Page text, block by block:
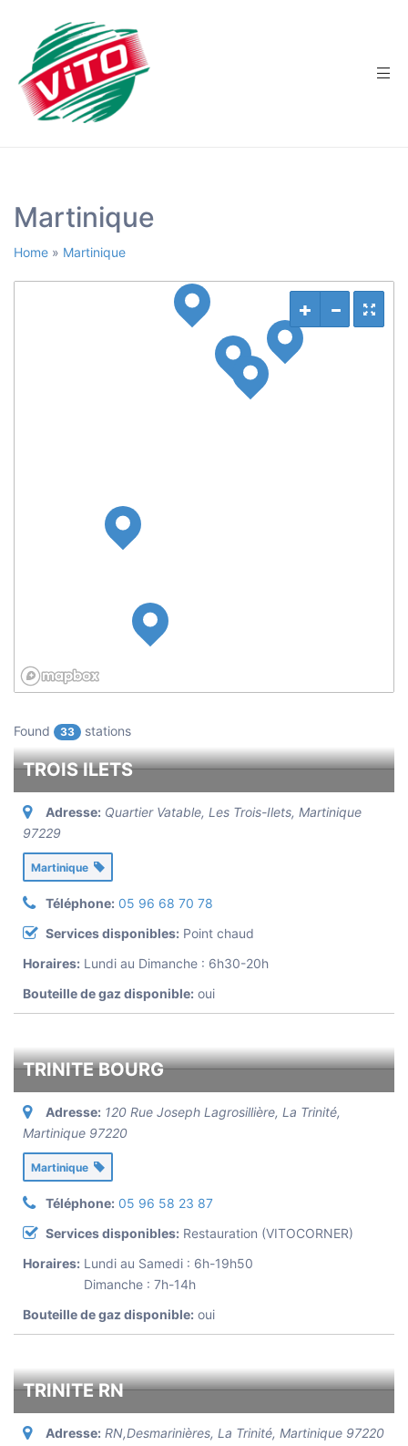
Martinique
Home » Martinique
Found 33 stations
TROIS ILETS
Adresse: Quartier Vatable, Les Trois-Ilets, Martinique
97229
Martinique
Téléphone: 05 96 68 70 78
Services disponibles: Point chaud
Horaires: Lundi au Dimanche : 6h30-20h
Bouteille de gaz disponible: oui
TRINITE BOURG
Adresse: 120 Rue Joseph Lagrosillière, La Trinité,
Martinique 97220
Martinique
Téléphone: 05 96 58 23 87
Services disponibles: Restauration (VITOCORNER)
Horaires: Lundi au Samedi : 6h-19h50
Dimanche : 7h-14h
Bouteille de gaz disponible: oui
TRINITE RN
Adresse: RN,Desmarinières, La Trinité, Martinique 97220